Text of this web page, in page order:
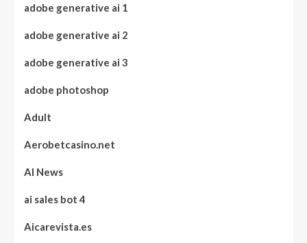
adobe generative ai 1
adobe generative ai 2
adobe generative ai 3
adobe photoshop
Adult
Aerobetcasino.net
AI News
ai sales bot 4
Aicarevista.es